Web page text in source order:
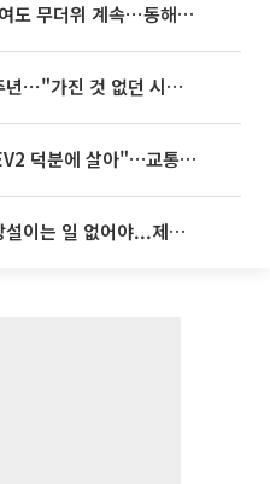
[내일 날씨] 폭염 한풀 꺾여도 무더위 계속⋯동해안 이틀 연속 비
임영웅, 어느덧 데뷔 10주년⋯"가진 것 없던 시절, 내 앞엔 20명의 팬뿐"
'굿 윌 헌팅' 배우 "기아 EV2 덕분에 살아"…교통사고 후 안전성 극찬
李대통령 “청년이 결혼 망설이는 일 없어야...제도상 불이익 조사”